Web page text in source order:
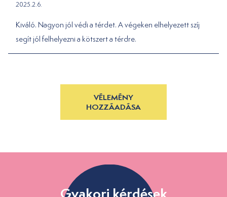
2025.2.6.
Kiváló. Nagyon jól védi a térdet. A végeken elhelyezett szíj
segít jól felhelyezni a kötszert a térdre.
VÉLEMÉNY
HOZZÁADÁSA